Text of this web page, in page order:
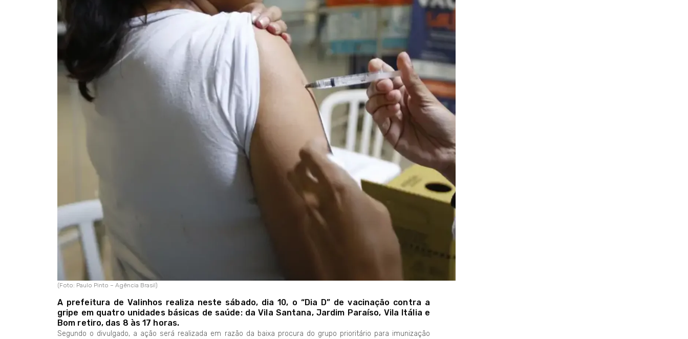
(Foto: Paulo Pinto – Agência Brasil)
A prefeitura de Valinhos realiza neste sábado, dia 10, o “Dia D” de vacinação contra a
gripe em quatro unidades básicas de saúde: da Vila Santana, Jardim Paraíso, Vila Itália e
Bom retiro, das 8 às 17 horas.
Segundo o divulgado, a ação será realizada em razão da baixa procura do grupo prioritário para imunização